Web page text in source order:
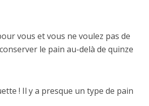
vous et vous ne voulez pas de
le pain au-delà de quinze
! Il y a presque un type de pain